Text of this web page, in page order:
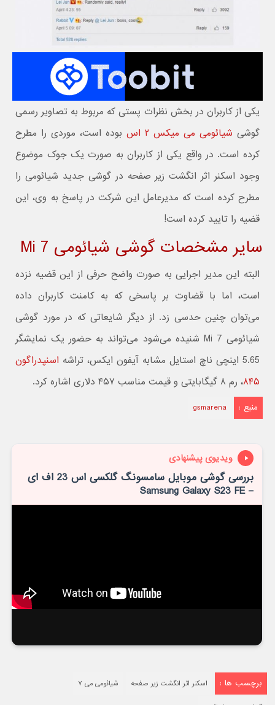
یکی از کاربران در بخش نظرات پستی که مربوط به تصاویر رسمی
گوشی شیائومی می میکس ۲ اس
بوده است، موردی را مطرح
کرده است. در واقع یکی از کاربران به صورت یک جوک موضوع
وجود اسکنر اثر انگشت زیر صفحه در گوشی جدید شیائومی را
مطرح کرده است که مدیرعامل این شرکت در پاسخ به وی، این
قضیه را تایید کرده است!
سایر مشخصات گوشی شیائومی Mi 7
البته این مدیر اجرایی به صورت واضح حرفی از این قضیه نزده
است، اما با قضاوت بر پاسخی که به کامنت کاربران داده
می‌توان چنین حدسی زد. از دیگر شایعاتی که در مورد گوشی
شیائومی Mi 7 شنیده می‌شود می‌تواند به حضور یک نمایشگر
5.65 اینچی ناچ استایل مشابه آیفون ایکس، تراشه
اسنپدراگون
۸۴۵، رم ۸ گیگابایتی و قیمت مناسب ۴۵۷ دلاری اشاره کرد.
منبع : gsmarena
ویدیوی پیشنهادی
بررسی گوشی موبایل سامسونگ گلکسی اس 23 اف ای
– Samsung Galaxy S23 FE
برچسب ها : اسکنر اثر انگشت زیر صفحه شیائومی می ۷